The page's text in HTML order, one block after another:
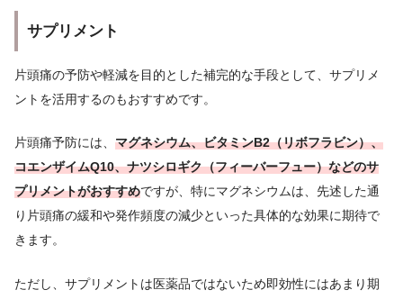
サプリメント
片頭痛の予防や軽減を目的とした補完的な手段として、サプリメ
ントを活用するのもおすすめです。
片頭痛予防には、 マグネシウム、ビタミンB2（リボフラビン）、
コエンザイムQ10、ナツシロギク（フィーバーフュー）などのサ
プリメントがおすすめですが、特にマグネシウムは、先述した通
り片頭痛の緩和や発作頻度の減少といった具体的な効果に期待で
きます。
ただし、サプリメントは医薬品ではないため即効性にはあまり期